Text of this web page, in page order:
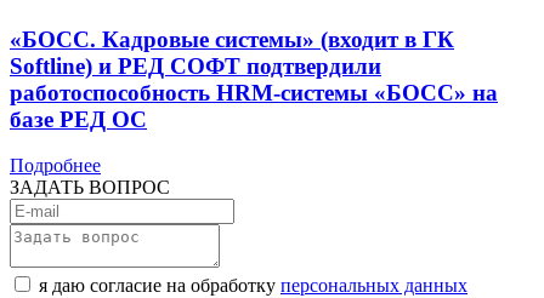
«БОСС. Кадровые системы» (входит в ГК
Softline) и РЕД СОФТ подтвердили
работоспособность HRM-системы «БОСС» на
базе РЕД ОС
Подробнее
ЗАДАТЬ ВОПРОС
я даю согласие на обработку персональных данных